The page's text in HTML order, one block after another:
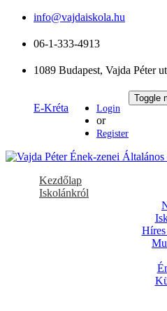
info@vajdaiskola.hu
06-1-333-4913
1089 Budapest, Vajda Péter
E-Kréta Login
or
Register
Toggle
Kezdőlap
Iskolánkról